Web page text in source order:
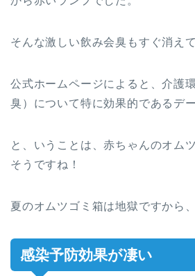
そんな激しい飲み会臭もすぐ消え
公式ホームページによると、介護
臭）について特に効果的であるデ
と、いうことは、赤ちゃんのオム
そうですね！
夏のオムツゴミ箱は地獄ですから、
感染予防効果が凄い